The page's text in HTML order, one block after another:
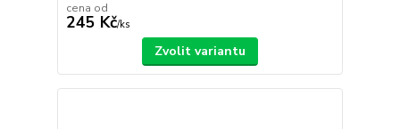
cena od
245 Kč/ks
Zvolit variantu